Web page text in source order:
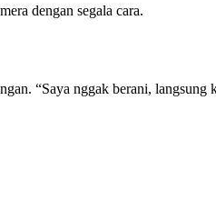
dengan segala cara.
“Saya nggak berani, langsung